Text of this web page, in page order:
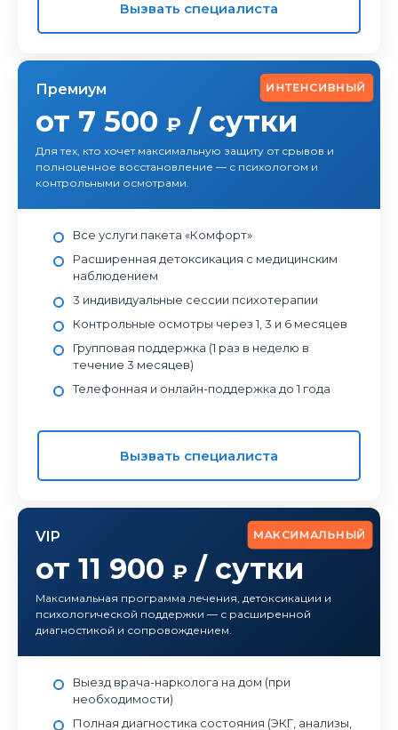
Вызвать специалиста
ИНТЕНСИВНЫЙ
Премиум
от 7 500 ₽ / сутки
Для тех, кто хочет максимальную защиту от срывов и
полноценное восстановление — с психологом и
контрольными осмотрами.
Все услуги пакета «Комфорт»
Расширенная детоксикация с медицинским
наблюдением
3 индивидуальные сессии психотерапии
Контрольные осмотры через 1, 3 и 6 месяцев
Групповая поддержка (1 раз в неделю в
течение 3 месяцев)
Телефонная и онлайн-поддержка до 1 года
Вызвать специалиста
МАКСИМАЛЬНЫЙ
VIP
от 11 900 ₽ / сутки
Максимальная программа лечения, детоксикации и
психологической поддержки — с расширенной
диагностикой и сопровождением.
Выезд врача-нарколога на дом (при
необходимости)
Полная диагностика состояния (ЭКГ, анализы,